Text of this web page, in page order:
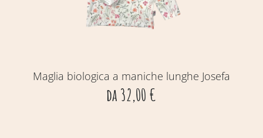
Maglia biologica a maniche lunghe Josefa
da32,00€